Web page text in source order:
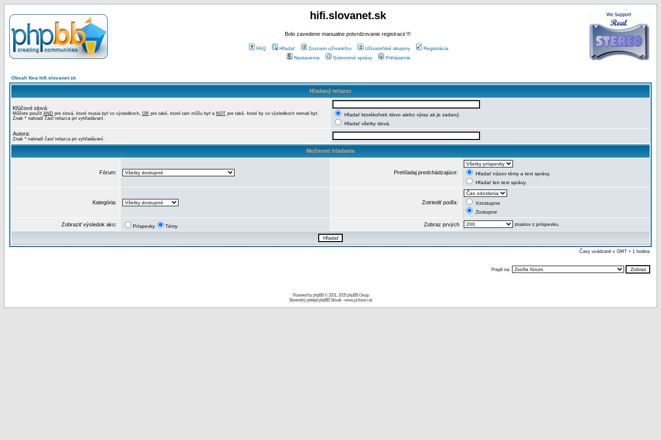
hifi.slovanet.sk
Bolo zavedene manualne potvrdzovanie registracii !!!
FAQ Hľadať Zoznam užívateľov Užívateľské skupiny
Registrácia
Nastavenia
Súkromné správy Prihlásenie
Obsah fóra hifi.slovanet.sk
Hľadaný reťazec
Kľúčové slová:
Môžete použiť AND pre slová, ktoré musia byť vo výsledkoch, OR pre také, ktoré tam môžu byť a NOT pre také, ktoré by vo výsledkoch nemali byť.
Znak * nahradí časť reťazca pri vyhľadávaní.
Hľadať ktorékoľvek slovo alebo výraz ak je zadaný.
Hľadať všetky slová.
Autora:
Znak * nahradí časť reťazca pri vyhľadávaní.
Možnosti hľadania
Fórum: Prehľadaj predchádzajúce:
Hľadať názov témy a text správy.
Hľadať len text správy.
Kategória: Zotriediť podľa:
Vzostupne
Zostupne
Zobraziť výsledok ako: Príspevky Témy Zobraz prvých znakov z príspevku.
Časy uvádzané v GMT + 1 hodina
Prejdi na:
Powered byphpBB© 2001, 2005 phpBB Group
Slovenský preklad phpBB Slovak-www.pcforum.sk